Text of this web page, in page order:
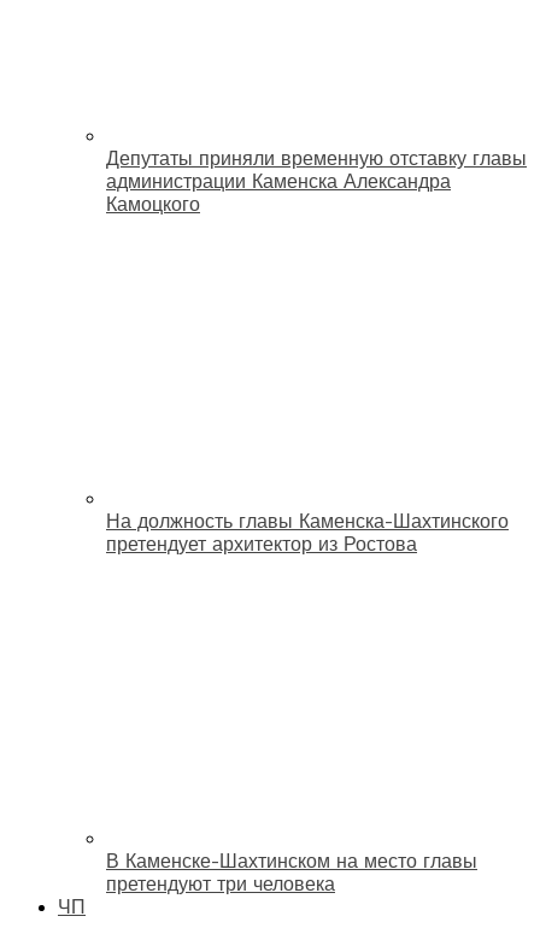
Депутаты приняли временную отставку главы
администрации Каменска Александра
Камоцкого
На должность главы Каменска-Шахтинского
претендует архитектор из Ростова
В Каменске-Шахтинском на место главы
претендуют три человека
ЧП